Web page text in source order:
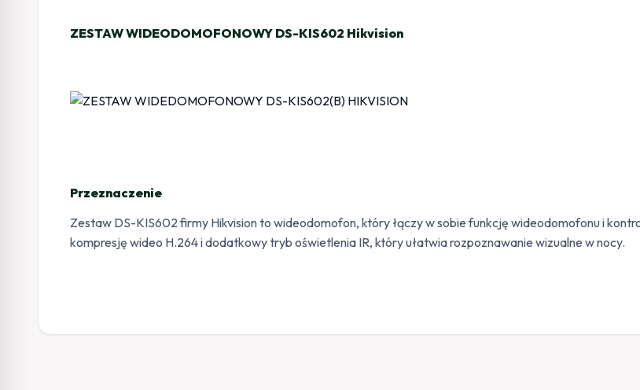
ZESTAW WIDEODOMOFONOWY DS-KIS602 Hikvision
Przeznaczenie
Zestaw DS-KIS602 firmy Hikvision to wideodomofon, który łączy w sobie funkcję wideodomofonu i
kompresję wideo H.264 i dodatkowy tryb oświetlenia IR, który ułatwia rozpoznawanie wizualne w nocy.